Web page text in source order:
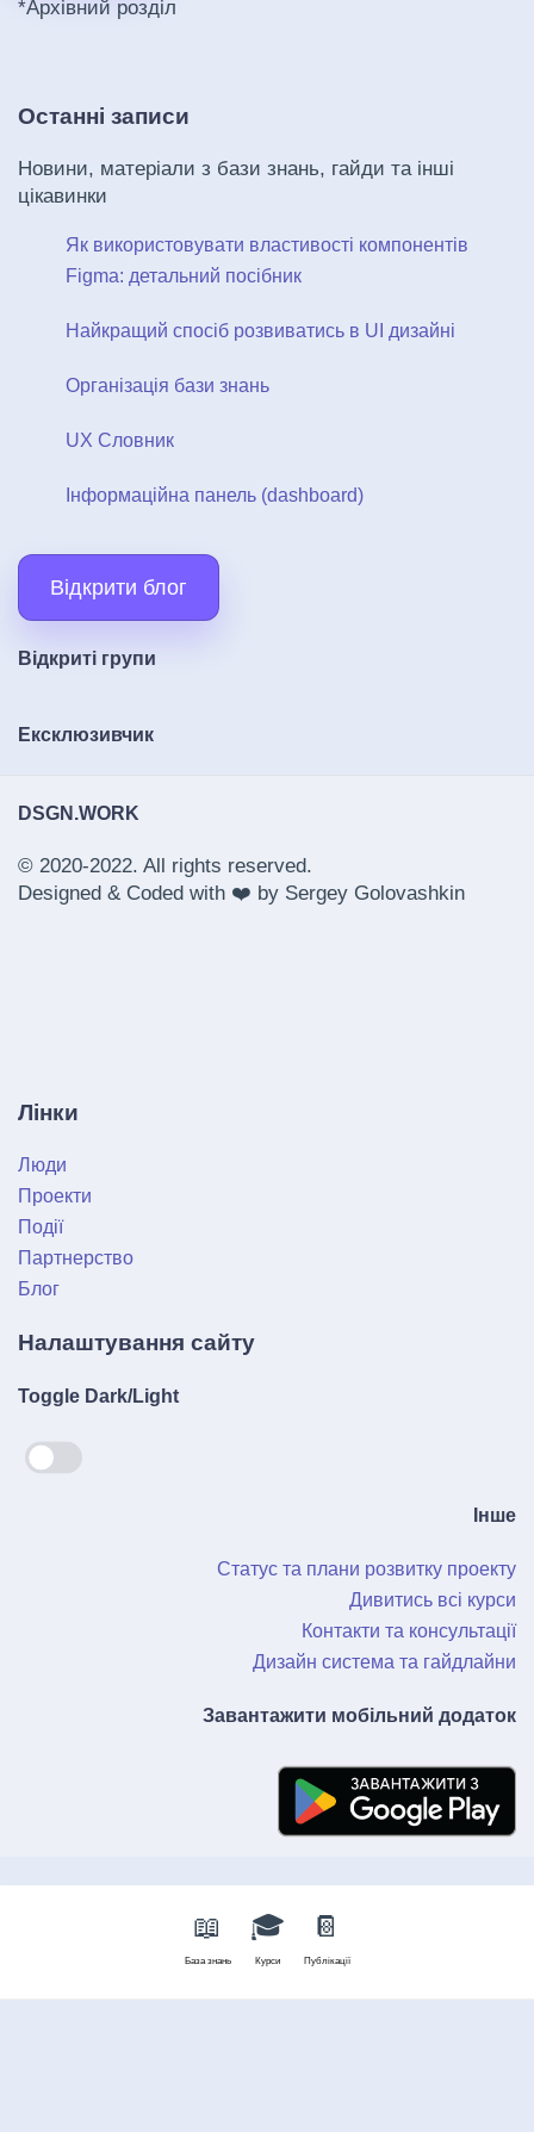
📖
База знань
🎓
Курси
📔
Публікації
*Архівний розділ
Останні записи
Новини, матеріали з бази знань, гайди та інші
цікавинки
Як використовувати властивості компонентів
Figma: детальний посібник
Найкращий спосіб розвиватись в UI дизайні
Організація бази знань
UX Словник
Інформаційна панель (dashboard)
Відкрити блог
Відкриті групи
Ексклюзивчик
DSGN.WORK
© 2020-2022. All rights reserved.
Designed & Coded with ❤️ by Sergey Golovashkin
Лінки
Люди
Проекти
Події
Партнерство
Блог
Налаштування сайту
Toggle Dark/Light
Інше
Статус та плани розвитку проекту
Дивитись всі курси
Контакти та консультації
Дизайн система та гайдлайни
Завантажити мобільний додаток